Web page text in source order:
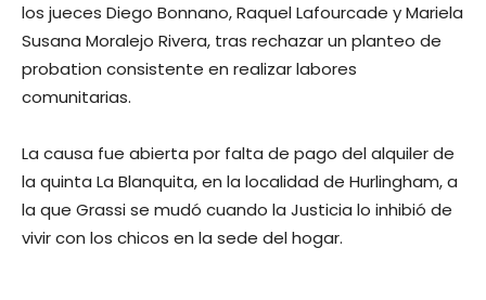
los jueces Diego Bonnano, Raquel Lafourcade y Mariela
Susana Moralejo Rivera, tras rechazar un planteo de
probation consistente en realizar labores
comunitarias.
La causa fue abierta por falta de pago del alquiler de
la quinta La Blanquita, en la localidad de Hurlingham, a
la que Grassi se mudó cuando la Justicia lo inhibió de
vivir con los chicos en la sede del hogar.